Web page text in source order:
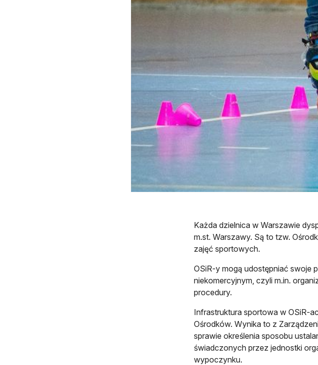
Każda dzielnica w Warszawie
m.st. Warszawy. Są to tzw.
zajęć sportowych.
OSiR-y mogą udostępniać swoje
niekomercyjnym, czyli m.in.
procedury.
Infrastruktura sportowa w OSiR-
Ośrodków. Wynika to z
sprawie określenia sposobu
świadczonych przez jednostki
wypoczynku.